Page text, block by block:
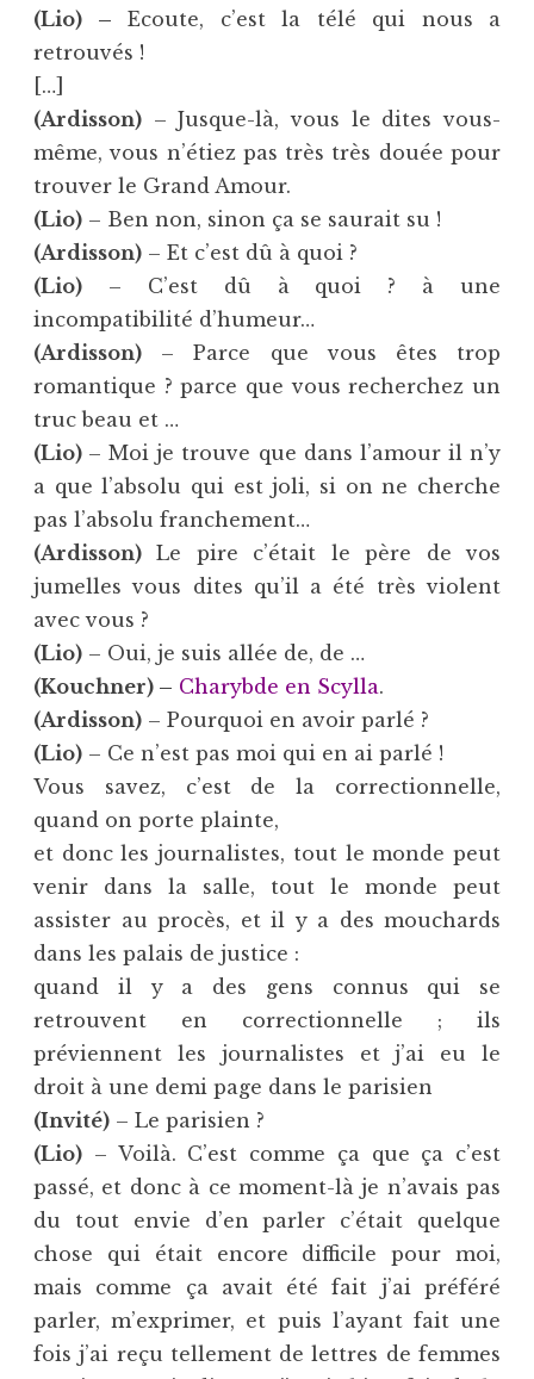
(Lio) – Ecoute, c’est la télé qui nous a
retrouvés !
[…]
(Ardisson) – Jusque-là, vous le dites vous-
même, vous n’étiez pas très très douée pour
trouver le Grand Amour.
(Lio) – Ben non, sinon ça se saurait su !
(Ardisson) – Et c’est dû à quoi ?
(Lio) – C’est dû à quoi ? à une
incompatibilité d’humeur…
(Ardisson) – Parce que vous êtes trop
romantique ? parce que vous recherchez un
truc beau et …
(Lio) – Moi je trouve que dans l’amour il n’y
a que l’absolu qui est joli, si on ne cherche
pas l’absolu franchement…
(Ardisson) Le pire c’était le père de vos
jumelles vous dites qu’il a été très violent
avec vous ?
(Lio) – Oui, je suis allée de, de …
(Kouchner) – Charybde en Scylla.
(Ardisson) – Pourquoi en avoir parlé ?
(Lio) – Ce n’est pas moi qui en ai parlé !
Vous savez, c’est de la correctionnelle,
quand on porte plainte,
et donc les journalistes, tout le monde peut
venir dans la salle, tout le monde peut
assister au procès, et il y a des mouchards
dans les palais de justice :
quand il y a des gens connus qui se
retrouvent en correctionnelle ; ils
préviennent les journalistes et j’ai eu le
droit à une demi page dans le parisien
(Invité) – Le parisien ?
(Lio) – Voilà. C’est comme ça que ça c’est
passé, et donc à ce moment-là je n’avais pas
du tout envie d’en parler c’était quelque
chose qui était encore difficile pour moi,
mais comme ça avait été fait j’ai préféré
parler, m’exprimer, et puis l’ayant fait une
fois j’ai reçu tellement de lettres de femmes